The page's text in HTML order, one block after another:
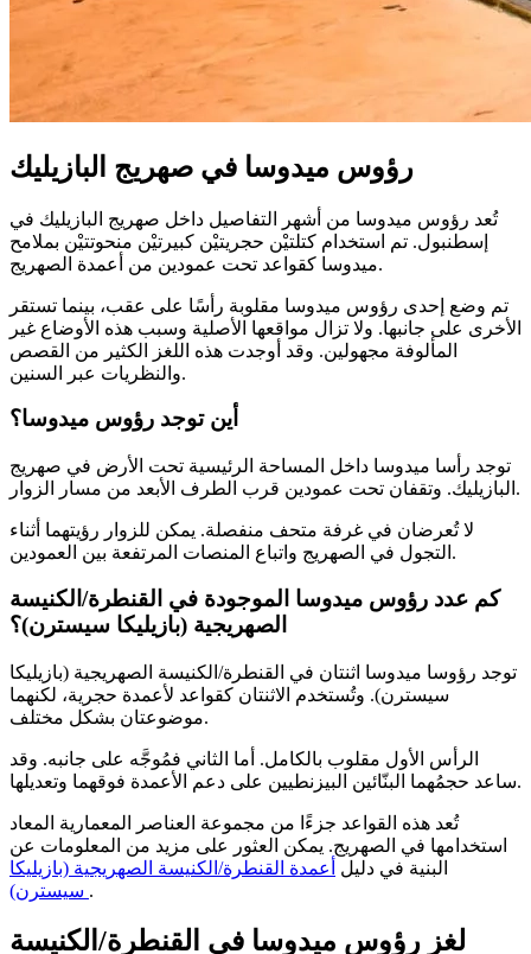
رؤوس ميدوسا في صهريج البازيليك
تُعد رؤوس ميدوسا من أشهر التفاصيل داخل صهريج البازيليك في
إسطنبول. تم استخدام كتلتيْن حجريتيْن كبيرتيْن منحوتتيْن بملامح
ميدوسا كقواعد تحت عمودين من أعمدة الصهريج.
تم وضع إحدى رؤوس ميدوسا مقلوبة رأسًا على عقب، بينما تستقر
الأخرى على جانبها. ولا تزال مواقعها الأصلية وسبب هذه الأوضاع غير
المألوفة مجهولين. وقد أوجدت هذه اللغز الكثير من القصص
والنظريات عبر السنين.
أين توجد رؤوس ميدوسا؟
توجد رأسا ميدوسا داخل المساحة الرئيسية تحت الأرض في صهريج
البازيليك. وتقفان تحت عمودين قرب الطرف الأبعد من مسار الزوار.
لا تُعرضان في غرفة متحف منفصلة. يمكن للزوار رؤيتهما أثناء
التجول في الصهريج واتباع المنصات المرتفعة بين العمودين.
كم عدد رؤوس ميدوسا الموجودة في القنطرة/الكنيسة
الصهريجية (بازيليكا سيسترن)؟
توجد رؤوسا ميدوسا اثنتان في القنطرة/الكنيسة الصهريجية (بازيليكا
سيسترن). وتُستخدم الاثنتان كقواعد لأعمدة حجرية، لكنهما
موضوعتان بشكل مختلف.
الرأس الأول مقلوب بالكامل. أما الثاني فمُوجَّه على جانبه. وقد
ساعد حجمُهما البنّائين البيزنطيين على دعم الأعمدة فوقهما وتعديلها.
تُعد هذه القواعد جزءًا من مجموعة العناصر المعمارية المعاد
استخدامها في الصهريج. يمكن العثور على مزيد من المعلومات عن
البنية في دليل
أعمدة القنطرة/الكنيسة الصهريجية (بازيليكا
.
لغز رؤوس ميدوسا في القنطرة/الكنيسة